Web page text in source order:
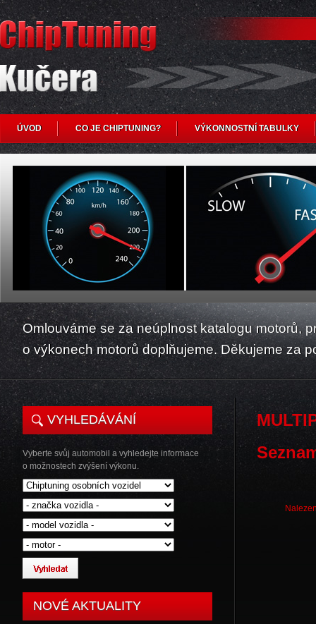
ÚVOD CO JE CHIPTUNING? VÝKONNOSTNÍ TABULKY
Omlouváme se za neúplnost katalogu motorů,
o výkonech motorů doplňujeme. Děkujeme za
VYHLEDÁVÁNÍ
Vyberte svůj automobil a vyhledejte informace
o možnostech zvýšení výkonu.
NOVÉ AKTUALITY